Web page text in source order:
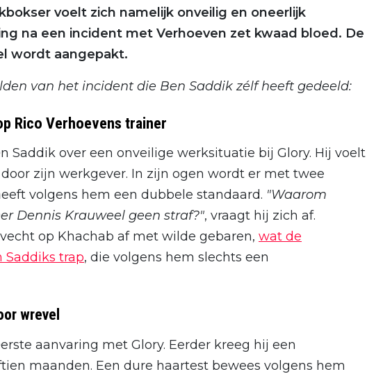
voelt zich namelijk onveilig en oneerlijk
na een incident met Verhoeven zet kwaad bloed. De
wordt aangepakt.
van het incident die Ben Saddik zélf heeft gedeeld:
Rico Verhoevens trainer
Saddik over een onveilige werksituatie bij Glory. Hij voelt
zijn werkgever. In zijn ogen wordt er met twee
volgens hem een dubbele standaard. "Waarom
Dennis Krauweel geen straf?", vraagt hij zich af.
op Khachab af met wilde gebaren, wat de
Saddiks trap, die volgens hem slechts een
wrevel
aanvaring met Glory. Eerder kreeg hij een
maanden. Een dure haartest bewees volgens hem